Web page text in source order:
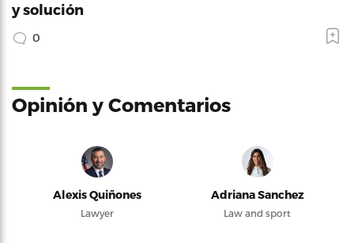
y solución
0
Opinión y Comentarios
Alexis Quiñones
Lawyer
Adriana Sanchez
Law and sport